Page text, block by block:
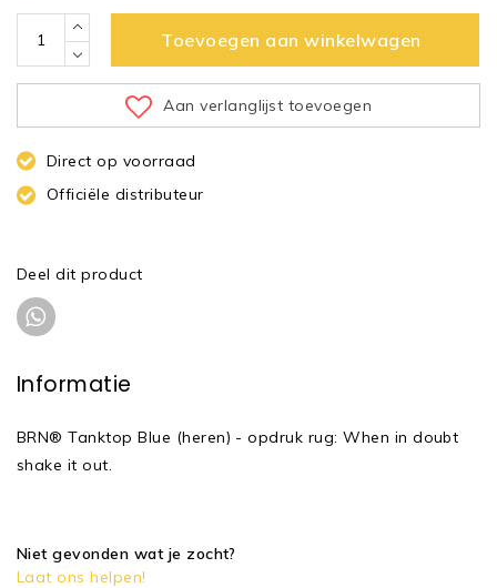
Toevoegen aan winkelwagen
Aan verlanglijst toevoegen
Direct op voorraad
Officiële distributeur
Deel dit product
Informatie
BRN® Tanktop Blue (heren) - opdruk rug: When in doubt
shake it out.
Niet gevonden wat je zocht?
Laat ons helpen!